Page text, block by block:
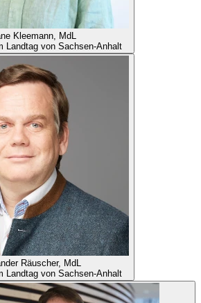
Kleemann, MdL
Landtag von Sachsen-Anhalt
Räuscher, MdL
Landtag von Sachsen-Anhalt